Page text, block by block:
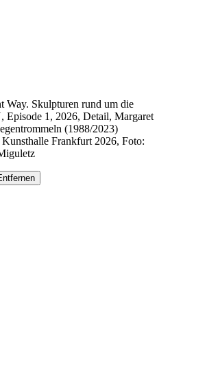
Way. Skulpturen rund um die
Episode 1, 2026, Detail, Margaret
(1988/2023)
Frankfurt 2026, Foto: